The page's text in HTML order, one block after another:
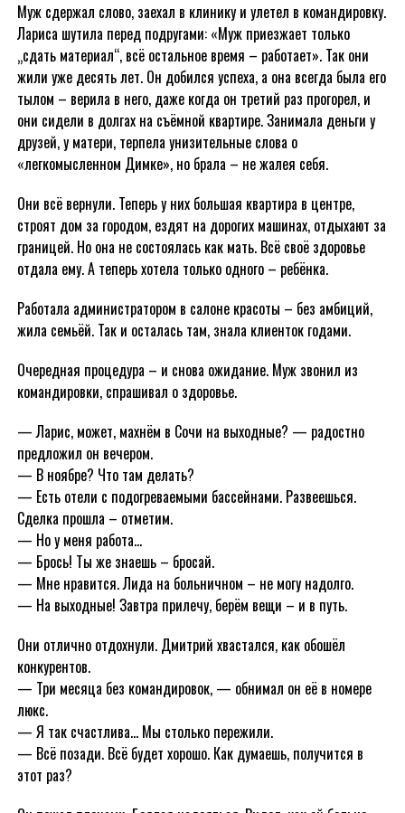
Муж сдержал слово, заехал в клинику и улетел в командировку.
Лариса шутила перед подругами: «Муж приезжает только
„сдать материал“, всё остальное время – работает». Так они
жили уже десять лет. Он добился успеха, а она всегда была его
тылом – верила в него, даже когда он третий раз прогорел, и
они сидели в долгах на съёмной квартире. Занимала деньги у
друзей, у матери, терпела унизительные слова о
«легкомысленном Димке», но брала – не жалея себя.
Они всё вернули. Теперь у них большая квартира в центре,
строят дом за городом, ездят на дорогих машинах, отдыхают за
границей. Но она не состоялась как мать. Всё своё здоровье
отдала ему. А теперь хотела только одного – ребёнка.
Работала администратором в салоне красоты – без амбиций,
жила семьёй. Так и осталась там, знала клиенток годами.
Очередная процедура – и снова ожидание. Муж звонил из
командировки, спрашивал о здоровье.
— Ларис, может, махнём в Сочи на выходные? — радостно
предложил он вечером.
— В ноябре? Что там делать?
— Есть отели с подогреваемыми бассейнами. Развеешься.
Сделка прошла – отметим.
— Но у меня работа…
— Брось! Ты же знаешь – бросай.
— Мне нравится. Лида на больничном – не могу надолго.
— На выходные! Завтра прилечу, берём вещи – и в путь.
Они отлично отдохнули. Дмитрий хвастался, как обошёл
конкурентов.
— Три месяца без командировок, — обнимал он её в номере
люкс.
— Я так счастлива… Мы столько пережили.
— Всё позади. Всё будет хорошо. Как думаешь, получится в
этот раз?